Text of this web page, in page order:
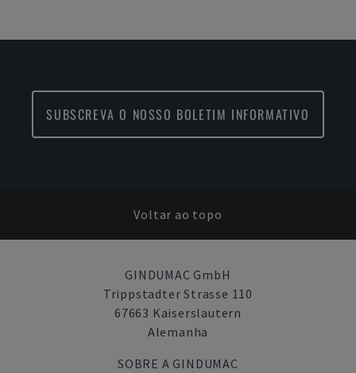
SUBSCREVA O NOSSO BOLETIM INFORMATIVO
Voltar ao topo
GINDUMAC GmbH
Trippstadter Strasse 110
67663 Kaiserslautern
Alemanha
SOBRE A GINDUMAC